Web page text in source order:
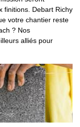
finitions. Debart Richy
votre chantier reste
? Nos
alliés pour